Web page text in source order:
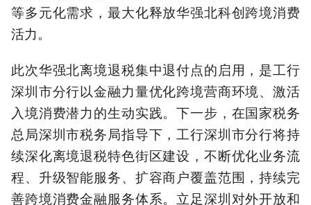
等多元化需求，最大化释放华强北科创跨境消费
活力。
此次华强北离境退税集中退付点的启用，是工行
深圳市分行以金融力量优化跨境营商环境、激活
入境消费潜力的生动实践。下一步，在国家税务
总局深圳市税务局指导下，工行深圳市分行将持
续深化离境退税特色街区建设，不断优化业务流
程、升级智能服务、扩容商户覆盖范围，持续完
善跨境消费金融服务体系。立足深圳对外开放和